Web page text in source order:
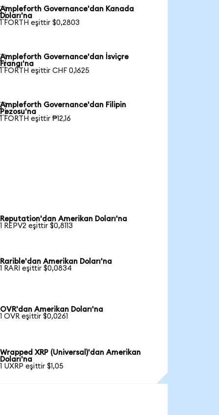
Ampleforth Governance'dan Kanada
Doları'na
1 FORTH eşittir $0,2803
Ampleforth Governance'dan İsviçre
Frangı'na
1 FORTH eşittir CHF 0,1625
Ampleforth Governance'dan Filipin
Pezosu'na
1 FORTH eşittir ₱12,16
Reputation'dan Amerikan Doları'na
1 REPV2 eşittir $0,8113
Rarible'dan Amerikan Doları'na
1 RARI eşittir $0,0834
OVR'dan Amerikan Doları'na
1 OVR eşittir $0,0261
Wrapped XRP (Universal)'dan Amerikan
Doları'na
1 UXRP eşittir $1,05